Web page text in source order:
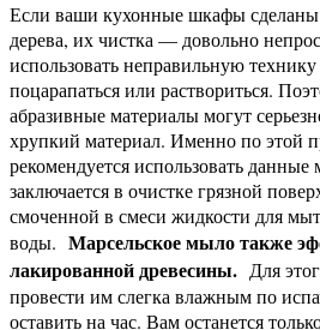
Если ваши кухонные шкафы сделаны
дерева, их чистка — довольно
использовать неправильную
поцарапаться или раствориться.
абразивные материалы могут
хрупкий материал. Именно по этой
рекомендуется использовать
заключается в очистке грязной
смоченной в смеси жидкости для
воды. Марсельское мыло также
лакированной древесины. Для
провести им слегка влажным по
оставить на час. Вам останется